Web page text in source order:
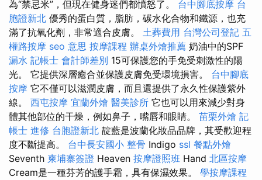
為“禁忌米”，但現在健身迷們都憤怒了。 台中腳底按摩 台
胞證新北 優秀的蛋白質，脂肪，碳水化合物和鐵源，也充
滿了抗氧化劑，非常適合皮膚。 土葬費用 台灣公司登記 五
權路按摩 seo 意思 按摩課程 辦桌外燴推薦 奶油中的SPF
漏水 記帳士 會計師差別 15可保護您的手免受刺激性的陽
光。 它提供深層癒合並保護皮膚免受環境損害。 台中腳底
按摩 它不僅可以滋潤皮膚，而且還提供了永久性保護紫外
線。 西屯按摩 宜蘭外燴 醫美診所 它也可以用來減少對身
體其他部位的干燥，例如鼻子，嘴唇和眼睛。 苗栗外燴 記
帳士 進修 台胞證新北 靛藍是波蘭化妝品品牌，其受歡迎程
度不斷提高。 台中長安國小 整骨 Indigo ssl 餐點外燴
Seventh 柬埔寨簽證 Heaven 按摩證照班 Hand 北區按摩
Cream是一種芬芳的護手霜，具有保濕效果。 學按摩課程